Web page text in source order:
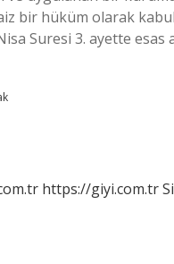
bir hüküm olarak kabul
Suresi 3. ayette esas
https://giyi.com.tr